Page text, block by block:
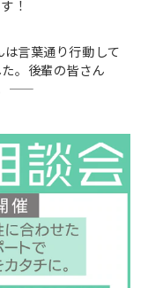
！
は言葉通り行動して
。後輩の皆さん